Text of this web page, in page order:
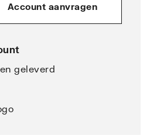
Account aanvragen
geleverd